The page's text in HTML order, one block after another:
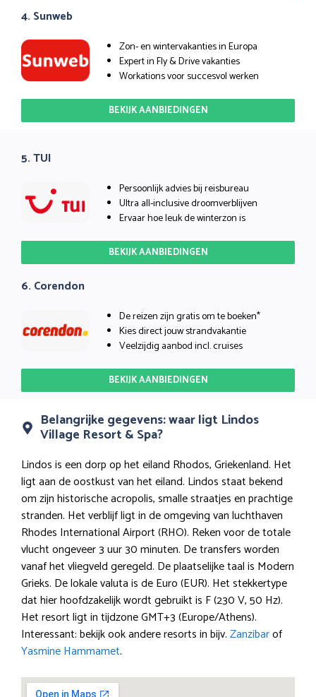
4. Sunweb
Zon- en wintervakanties in Europa
Expert in Fly & Drive vakanties
Workations voor succesvol werken
BEKIJK AANBIEDINGEN
5. TUI
Persoonlijk advies bij reisbureau
Ultra all-inclusive droomverblijven
Ervaar hoe leuk de winterzon is
BEKIJK AANBIEDINGEN
6. Corendon
De reizen zijn gratis om te boeken*
Kies direct jouw strandvakantie
Veelzijdig aanbod incl. cruises
BEKIJK AANBIEDINGEN
Belangrijke gegevens: waar ligt Lindos
Village Resort & Spa?
Lindos is een dorp op het eiland Rhodos, Griekenland. Het
ligt aan de oostkust van het eiland. Lindos staat bekend
om zijn historische acropolis, smalle straatjes en prachtige
stranden. Het verblijf ligt in de omgeving van luchthaven
Rhodes International Airport (RHO). Reken voor de totale
vlucht ongeveer 3 uur 30 minuten. De transfers worden
vanaf het vliegveld geregeld. De plaatselijke taal is Modern
Grieks. De lokale valuta is de Euro (EUR). Het stekkertype
dat hier hoofdzakelijk wordt gebruikt is F (230 V, 50 Hz).
Het resort ligt in tijdzone GMT+3 (Europe/Athens).
Interessant: bekijk ook andere resorts in bijv.Zanzibarof
Yasmine Hammamet.